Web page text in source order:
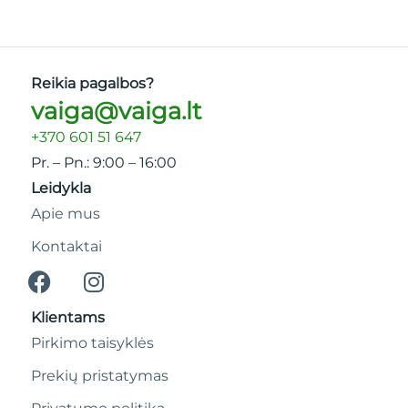
Reikia pagalbos?
vaiga@vaiga.lt
+370 601 51 647
Pr. – Pn.: 9:00 – 16:00
Leidykla
Apie mus
Kontaktai
Klientams
Pirkimo taisyklės
Prekių pristatymas